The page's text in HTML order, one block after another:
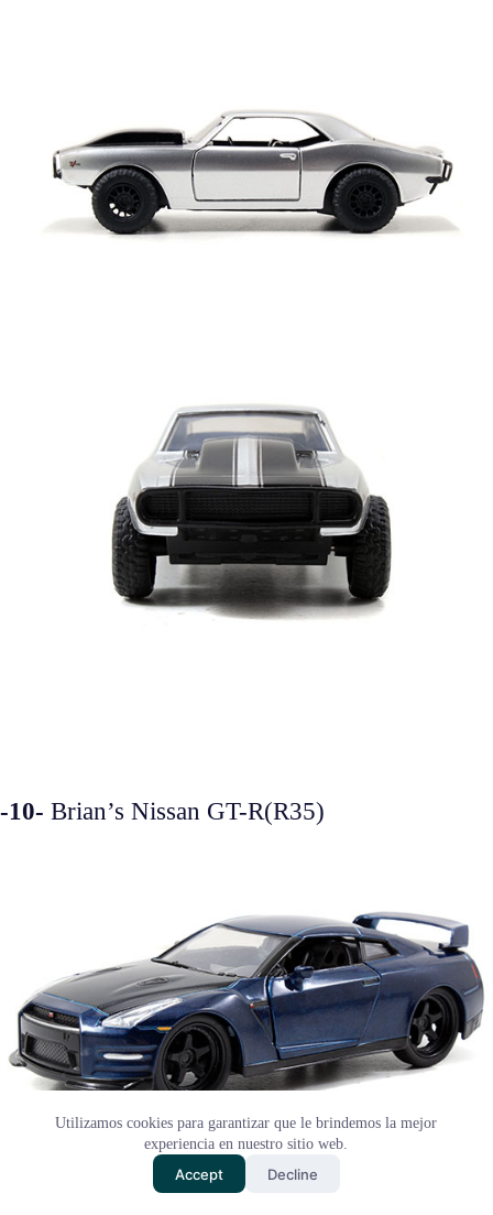
Utilizamos cookies para garantizar que le brindemos la mejor
experiencia en nuestro sitio web.
Accept Decline
-10- Brian’s Nissan GT-R(R35)